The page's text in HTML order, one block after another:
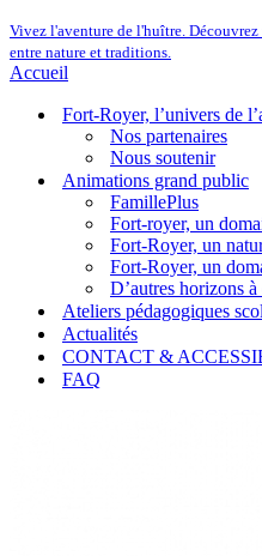
Vivez l'aventure de l'huître.
entre nature et traditions.
Accueil
Fort-Royer, l’univers de
Nos partenaires
Nous soutenir
Animations grand public
FamillePlus
Fort-royer, un
Fort-Royer, un
Fort-Royer, un
D’autres horizons
Ateliers pédagogiques
Actualités
CONTACT &
FAQ